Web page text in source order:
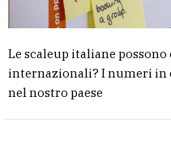
Le scaleup italiane
internazionali? I numeri in
nel nostro paese